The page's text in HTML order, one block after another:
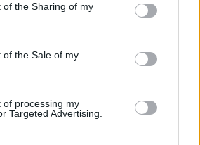
of the Sharing of my
of the Sale of my
of processing my
Targeted Advertising.
ma!
velünk most, hogy